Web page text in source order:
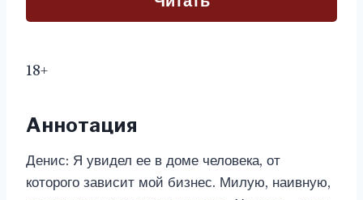
18+
Аннотация
Денис: Я увидел ее в доме человека, от
которого зависит мой бизнес. Милую, наивную,